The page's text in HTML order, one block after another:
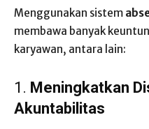
Menggunakan sistem
membawa banyak
karyawan, antara lain:
1. Meningkatkan
Akuntabilitas